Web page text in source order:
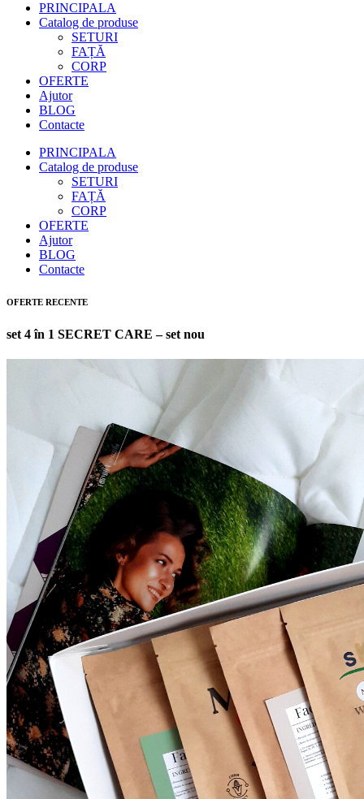
PRINCIPALA
Catalog de produse
SETURI
FAȚĂ
CORP
OFERTE
Ajutor
BLOG
Contacte
PRINCIPALA
Catalog de produse
SETURI
FAȚĂ
CORP
OFERTE
Ajutor
BLOG
Contacte
OFERTE RECENTE
set 4 în 1 SECRET CARE – set nou